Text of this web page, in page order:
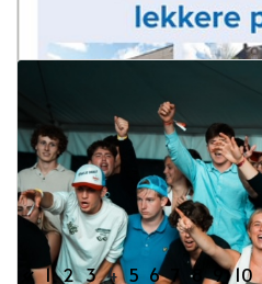
« 1 2 3 4 5 6 7 8 9 10